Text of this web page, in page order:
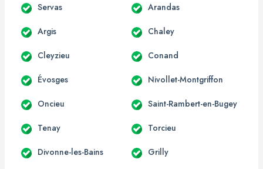
Servas Arandas
Argis Chaley
Cleyzieu Conand
Évosges Nivollet-Montgriffon
Oncieu Saint-Rambert-en-Bugey
Tenay Torcieu
Divonne-les-Bains Grilly